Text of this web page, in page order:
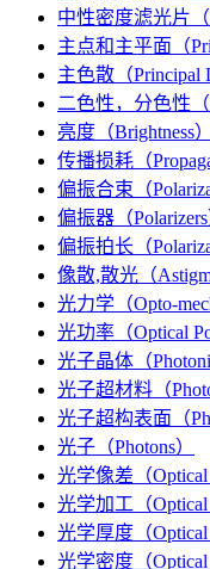
中性密度滤光片（
主点和主平面（
主色散（Principal
二色性，分色性（
亮度（Brightness）
传播损耗（
偏振合束（
偏振器（Polarizers
偏振拍长（
像散,散光（
光力学（Opto-
光功率（Optical
光子晶体（
光子超材料（
光子超构表面（
光子（Photons）
光学像差（Optical
光学加工（Optical
光学厚度（Optical
光学密度（Optical